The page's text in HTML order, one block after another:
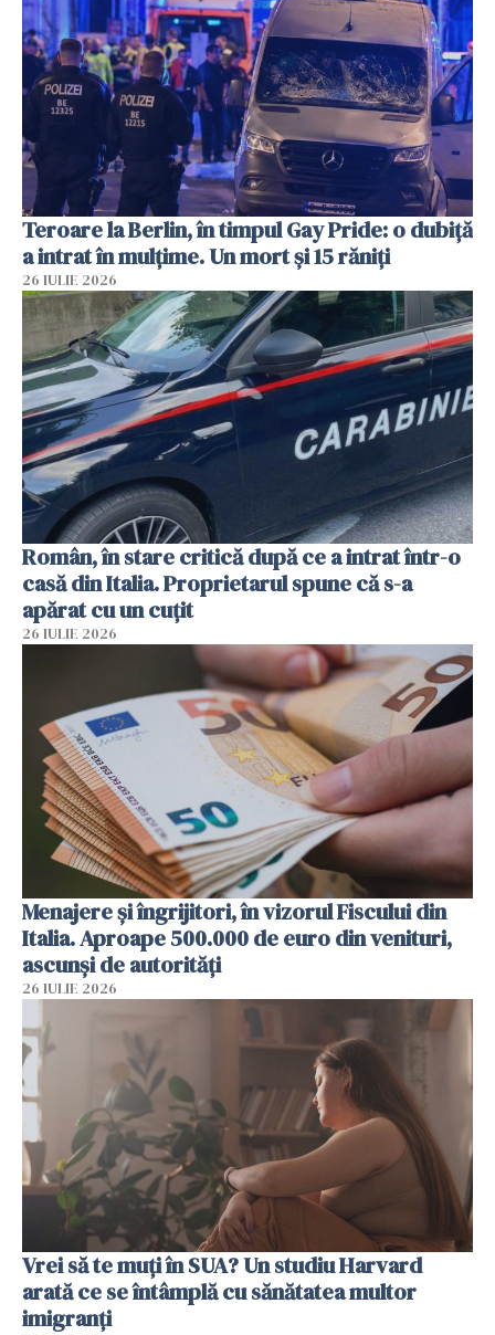
Teroare la Berlin, în timpul Gay Pride: o dubiță
a intrat în mulțime. Un mort și 15 răniți
26 IULIE 2026
Român, în stare critică după ce a intrat într-o
casă din Italia. Proprietarul spune că s-a
apărat cu un cuțit
26 IULIE 2026
Menajere și îngrijitori, în vizorul Fiscului din
Italia. Aproape 500.000 de euro din venituri,
ascunși de autorități
26 IULIE 2026
Vrei să te muți în SUA? Un studiu Harvard
arată ce se întâmplă cu sănătatea multor
imigranți